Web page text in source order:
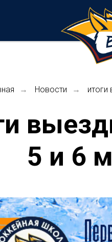
→ Новости → итоги
5 и 6